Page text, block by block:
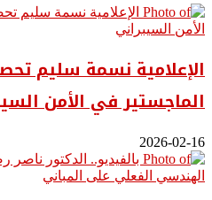
الإعلامية نسمة سليم
الماجستير في الأمن
2026-02-16